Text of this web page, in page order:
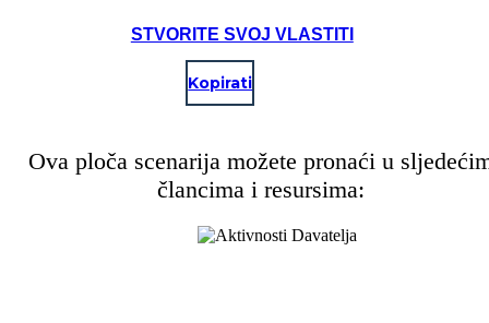
STVORITE SVOJ VLASTITI
Kopirati
Ova ploča scenarija možete pronaći u
člancima i resursima: